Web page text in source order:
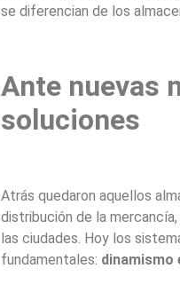
se diferencian de los
Ante nuevas
soluciones
Atrás quedaron aquellos
distribución de la
las ciudades. Hoy los
fundamentales: dinamismo